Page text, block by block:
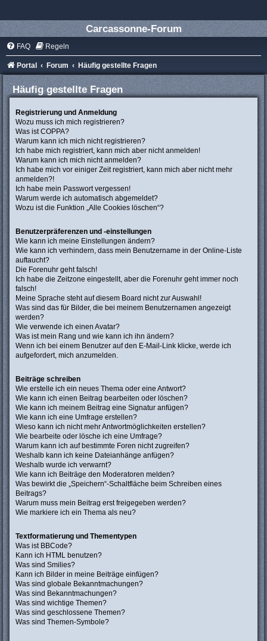
Carcassonne-Forum
FAQ Regeln
Portal Forum Häufig gestellte Fragen
Häufig gestellte Fragen
Registrierung und Anmeldung
Wozu muss ich mich registrieren?
Was ist COPPA?
Warum kann ich mich nicht registrieren?
Ich habe mich registriert, kann mich aber nicht anmelden!
Warum kann ich mich nicht anmelden?
Ich habe mich vor einiger Zeit registriert, kann mich aber nicht mehr
anmelden?!
Ich habe mein Passwort vergessen!
Warum werde ich automatisch abgemeldet?
Wozu ist die Funktion „Alle Cookies löschen“?
Benutzerpräferenzen und -einstellungen
Wie kann ich meine Einstellungen ändern?
Wie kann ich verhindern, dass mein Benutzername in der Online-Liste
auftaucht?
Die Forenuhr geht falsch!
Ich habe die Zeitzone eingestellt, aber die Forenuhr geht immer noch
falsch!
Meine Sprache steht auf diesem Board nicht zur Auswahl!
Was sind das für Bilder, die bei meinem Benutzernamen angezeigt
werden?
Wie verwende ich einen Avatar?
Was ist mein Rang und wie kann ich ihn ändern?
Wenn ich bei einem Benutzer auf den E-Mail-Link klicke, werde ich
aufgefordert, mich anzumelden.
Beiträge schreiben
Wie erstelle ich ein neues Thema oder eine Antwort?
Wie kann ich einen Beitrag bearbeiten oder löschen?
Wie kann ich meinem Beitrag eine Signatur anfügen?
Wie kann ich eine Umfrage erstellen?
Wieso kann ich nicht mehr Antwortmöglichkeiten erstellen?
Wie bearbeite oder lösche ich eine Umfrage?
Warum kann ich auf bestimmte Foren nicht zugreifen?
Weshalb kann ich keine Dateianhänge anfügen?
Weshalb wurde ich verwarnt?
Wie kann ich Beiträge den Moderatoren melden?
Was bewirkt die „Speichern“-Schaltfläche beim Schreiben eines
Beitrags?
Warum muss mein Beitrag erst freigegeben werden?
Wie markiere ich ein Thema als neu?
Textformatierung und Thementypen
Was ist BBCode?
Kann ich HTML benutzen?
Was sind Smilies?
Kann ich Bilder in meine Beiträge einfügen?
Was sind globale Bekanntmachungen?
Was sind Bekanntmachungen?
Was sind wichtige Themen?
Was sind geschlossene Themen?
Was sind Themen-Symbole?